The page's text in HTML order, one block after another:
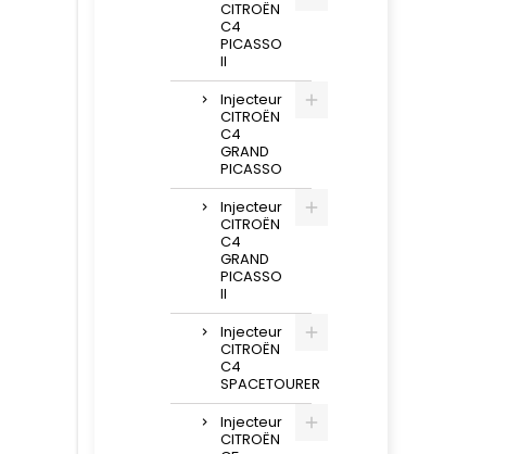
CITROËN
C4
PICASSO
II
Injecteur
CITROËN
C4
GRAND
PICASSO
Injecteur
CITROËN
C4
GRAND
PICASSO
II
Injecteur
CITROËN
C4
SPACETOURER
Injecteur
CITROËN